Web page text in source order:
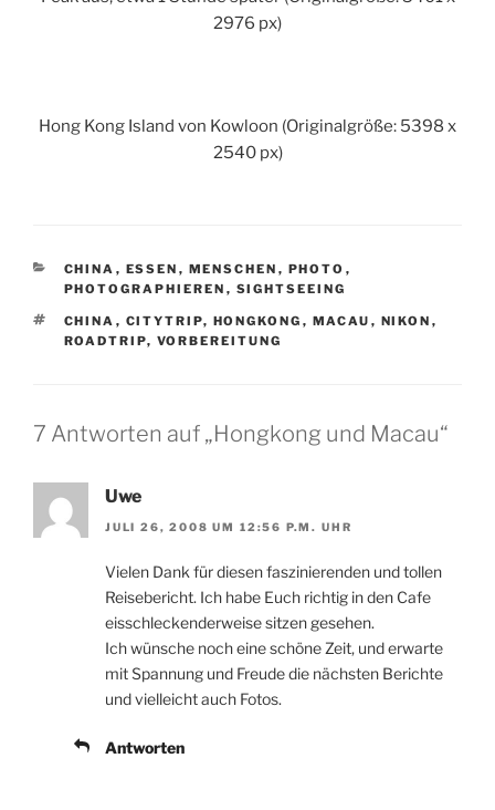
2976 px)
Hong Kong Island von Kowloon (Originalgröße: 5398 x
2540 px)
KATEGORIEN
CHINA , ESSEN , MENSCHEN , PHOTO ,
PHOTOGRAPHIEREN , SIGHTSEEING
SCHLAGWÖRTER
CHINA , CITYTRIP, HONGKONG , MACAU , NIKON ,
ROADTRIP, VORBEREITUNG
7 Antworten auf „Hongkong und Macau“
Uwe
JULI 26, 2008 UM 12:56 P.M. UHR
Vielen Dank für diesen faszinierenden und tollen
Reisebericht. Ich habe Euch richtig in den Cafe
eisschleckenderweise sitzen gesehen.
Ich wünsche noch eine schöne Zeit, und erwarte
mit Spannung und Freude die nächsten Berichte
und vielleicht auch Fotos.
Antworten